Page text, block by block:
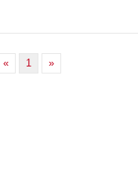
« 1 »